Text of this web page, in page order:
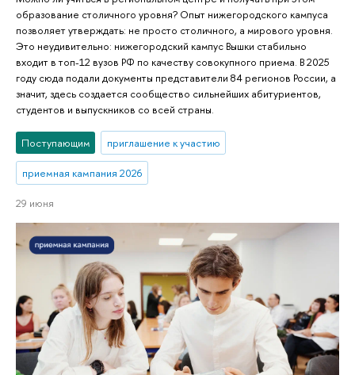
образование столичного уровня? Опыт нижегородского кампуса
позволяет утверждать: не просто столичного, а мирового уровня.
Это неудивительно: нижегородский кампус Вышки стабильно
входит в топ-12 вузов РФ по качеству совокупного приема. В 2025
году сюда подали документы представители 84 регионов России, а
значит, здесь создается сообщество сильнейших абитуриентов,
студентов и выпускников со всей страны.
Поступающим приглашение к участию
приемная кампания 2026
29 июня